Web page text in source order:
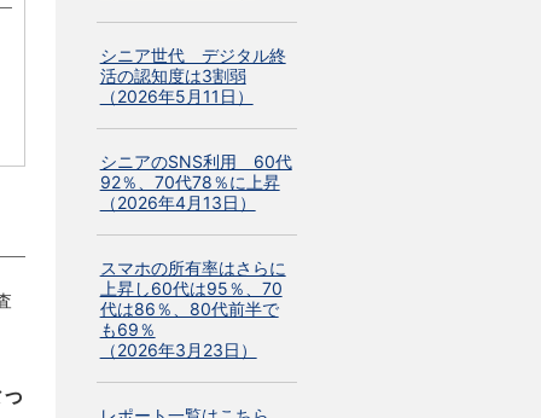
シニア世代 デジタル終
活の認知度は3割弱
（2026年5月11日）
シニアのSNS利用 60代
92％、70代78％に上昇
（2026年4月13日）
スマホの所有率はさらに
上昇し60代は95％、70
代は86％、80代前半で
も69％
（2026年3月23日）